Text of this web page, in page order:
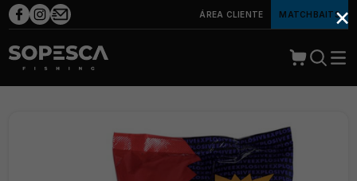
ÁREA CLIENTE MATCHBAITS×